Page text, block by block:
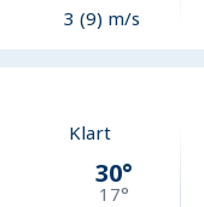
3 (9) m/s
Klart
30°
17°